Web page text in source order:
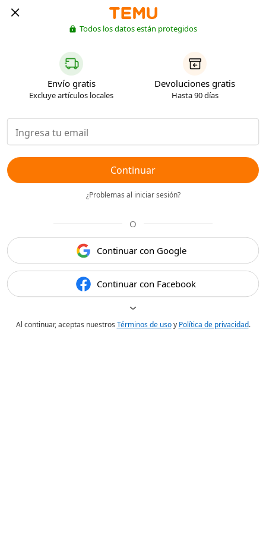
Todos los datos están protegidos
Envío gratis
Excluye artículos locales
Devoluciones gratis
Hasta 90 días
Continuar
¿Problemas al iniciar sesión?
O
Continuar con Google
Continuar con Facebook
Al continuar, aceptas nuestros Términos de usoy Política de privacidad.